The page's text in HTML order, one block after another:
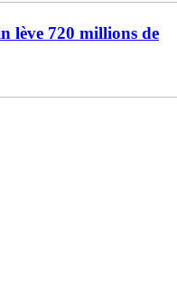
lève 720 millions de